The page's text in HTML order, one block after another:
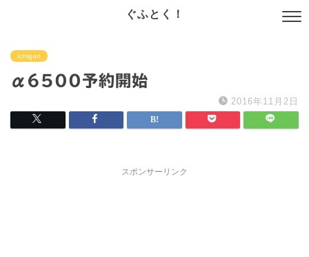
ぐふとく！
Ichigan
α6500予約開始
2016年11月2日
スポンサーリンク